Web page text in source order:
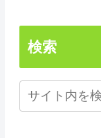
検索